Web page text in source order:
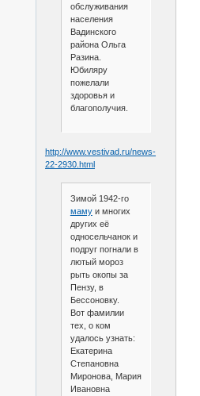
обслуживания
населения
Вадинского
района Ольга
Разина.
Юбиляру
пожелали
здоровья и
благополучия.
http://www.vestivad.ru/news-
22-2930.html
Зимой 1942-го
мамуи многих
других её
односельчанок и
подруг погнали в
лютый мороз
рыть окопы за
Пензу, в
Бессоновку.
Вот фамилии
тех, о ком
удалось узнать:
Екатерина
Степановна
Миронова, Мария
Ивановна